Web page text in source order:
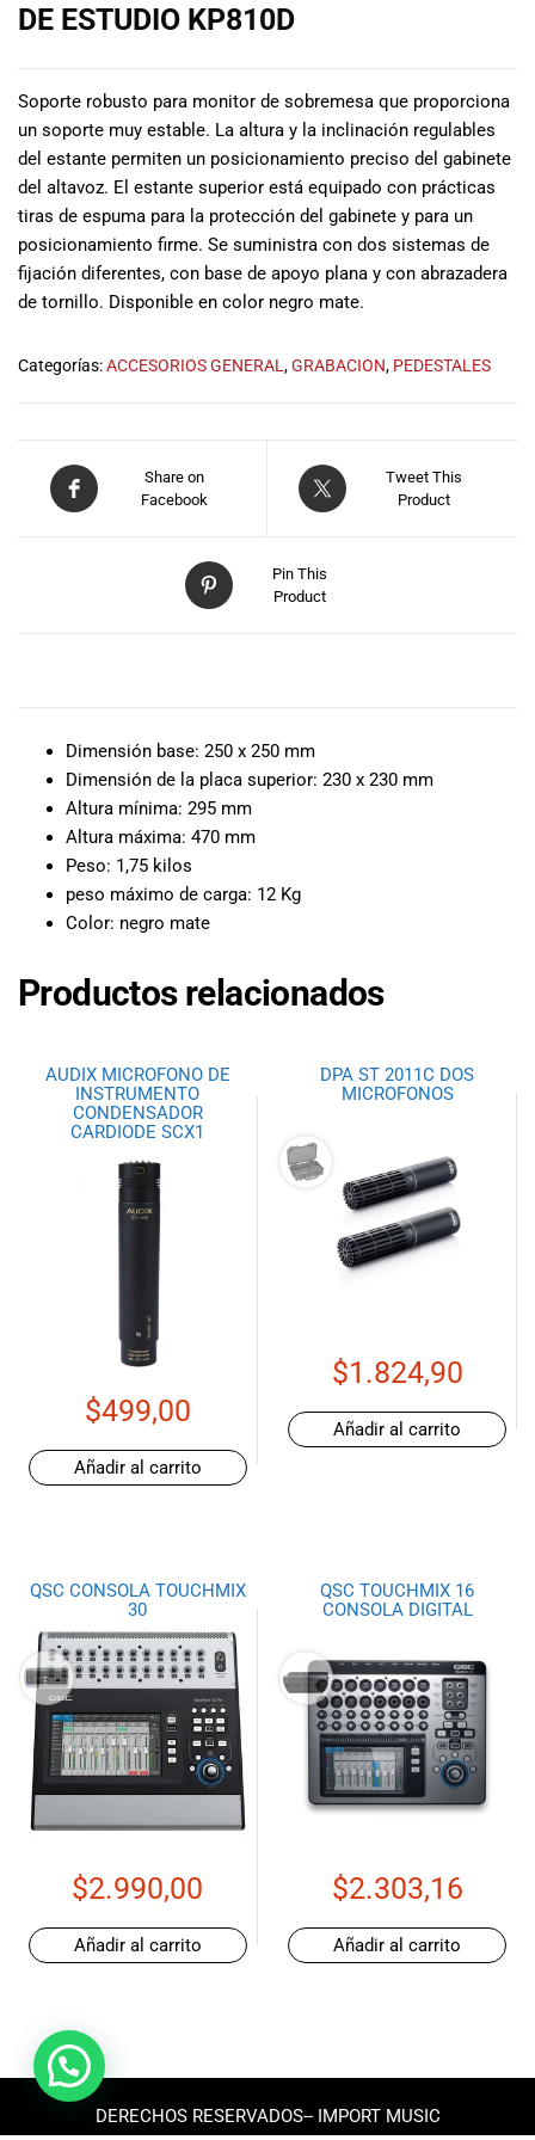
musicales.
música está
aquí para
ayudarte a
encontrar el
instrumento o
equipo de
audio
adecuado para
ti, y ofrecerte el
al cliente
competitivos y
promociones
para nuestros
clientes. Ven a
línea a través
de nuestra
página web y
recibe tu
comodidad de
música con
DE ESTUDIO KP810D
Soporte robusto para monitor de sobremesa que proporciona
un soporte muy estable. La altura y la inclinación regulables
del estante permiten un posicionamiento preciso del gabinete
del altavoz. El estante superior está equipado con prácticas
tiras de espuma para la protección del gabinete y para un
posicionamiento firme. Se suministra con dos sistemas de
fijación diferentes, con base de apoyo plana y con abrazadera
de tornillo. Disponible en color negro mate.
Categorías:ACCESORIOS GENERAL ,GRABACION, PEDESTALES
Share on
Facebook
Tweet This
Product
Pin This
Product
Dimensión base: 250 x 250 mm
Dimensión de la placa superior: 230 x 230 mm
Altura mínima: 295 mm
Altura máxima: 470 mm
Peso: 1,75 kilos
peso máximo de carga: 12 Kg
Color: negro mate
Productos relacionados
AUDIX MICROFONO DE
INSTRUMENTO
CONDENSADOR
CARDIODE SCX1
$499,00
Añadir al carrito
DPA ST 2011C DOS
MICROFONOS
$1.824,90
Añadir al carrito
QSC CONSOLA TOUCHMIX
30
$2.990,00
Añadir al carrito
QSC TOUCHMIX 16
CONSOLA DIGITAL
$2.303,16
Añadir al carrito
DERECHOS RESERVADOS-- IMPORT MUSIC